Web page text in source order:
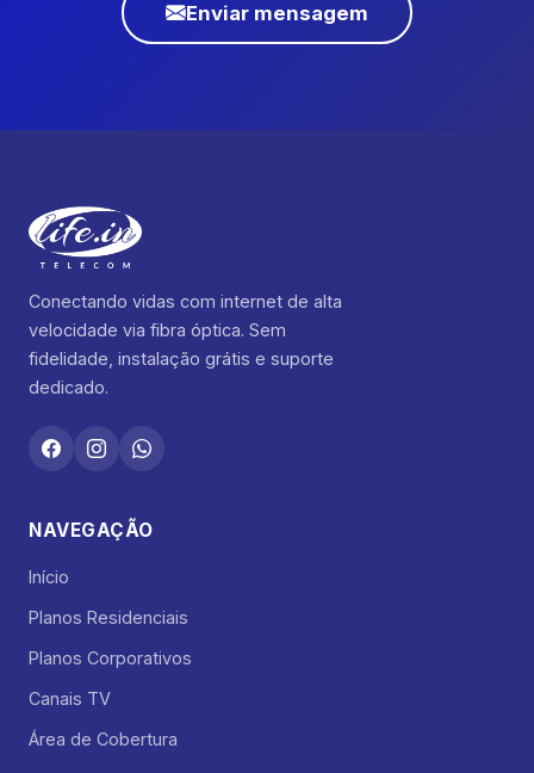
Enviar mensagem
Conectando vidas com internet de alta
velocidade via fibra óptica. Sem
fidelidade, instalação grátis e suporte
dedicado.
NAVEGAÇÃO
Início
Planos Residenciais
Planos Corporativos
Canais TV
Área de Cobertura